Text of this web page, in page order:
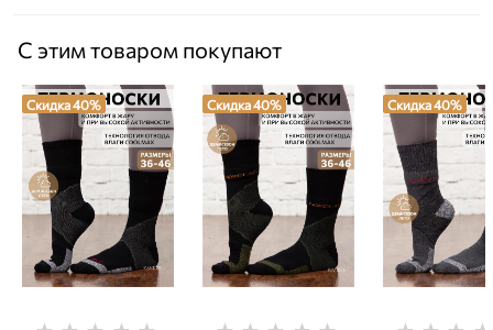
С этим товаром покупают
Скидка 40% Скидка 40% Скидка 40%